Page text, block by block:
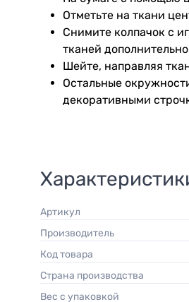
Отметьте на ткани
Снимите колпачок с
тканей
Шейте, направляя
Остальные
декоративными
Артикул
Производитель
Код товара
Страна производства
Вес с упаковкой